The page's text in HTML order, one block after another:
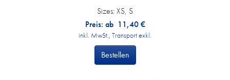
Sizes: XS, S
Preis: ab 11,40 €
inkl. MwSt., Transport exkl.
Bestellen